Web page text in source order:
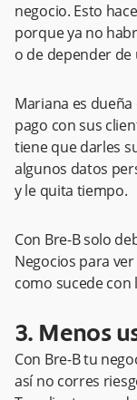
negocio. Esto
porque ya no
o de depender de
Mariana es
pago con sus
tiene que darles
algunos datos
y le quita tiempo.
Con Bre-B solo
Negocios para
como sucede con
3. Menos
Con Bre-B tu
así no corres